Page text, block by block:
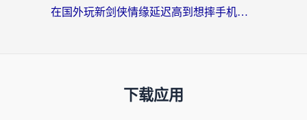
在国外玩新剑侠情缘延迟高到想摔手机？海外玩家亲测有效的加速器选择指南
下载应用